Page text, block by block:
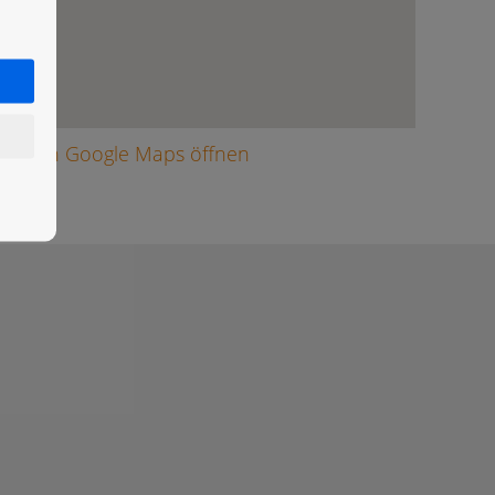
in Google Maps öffnen